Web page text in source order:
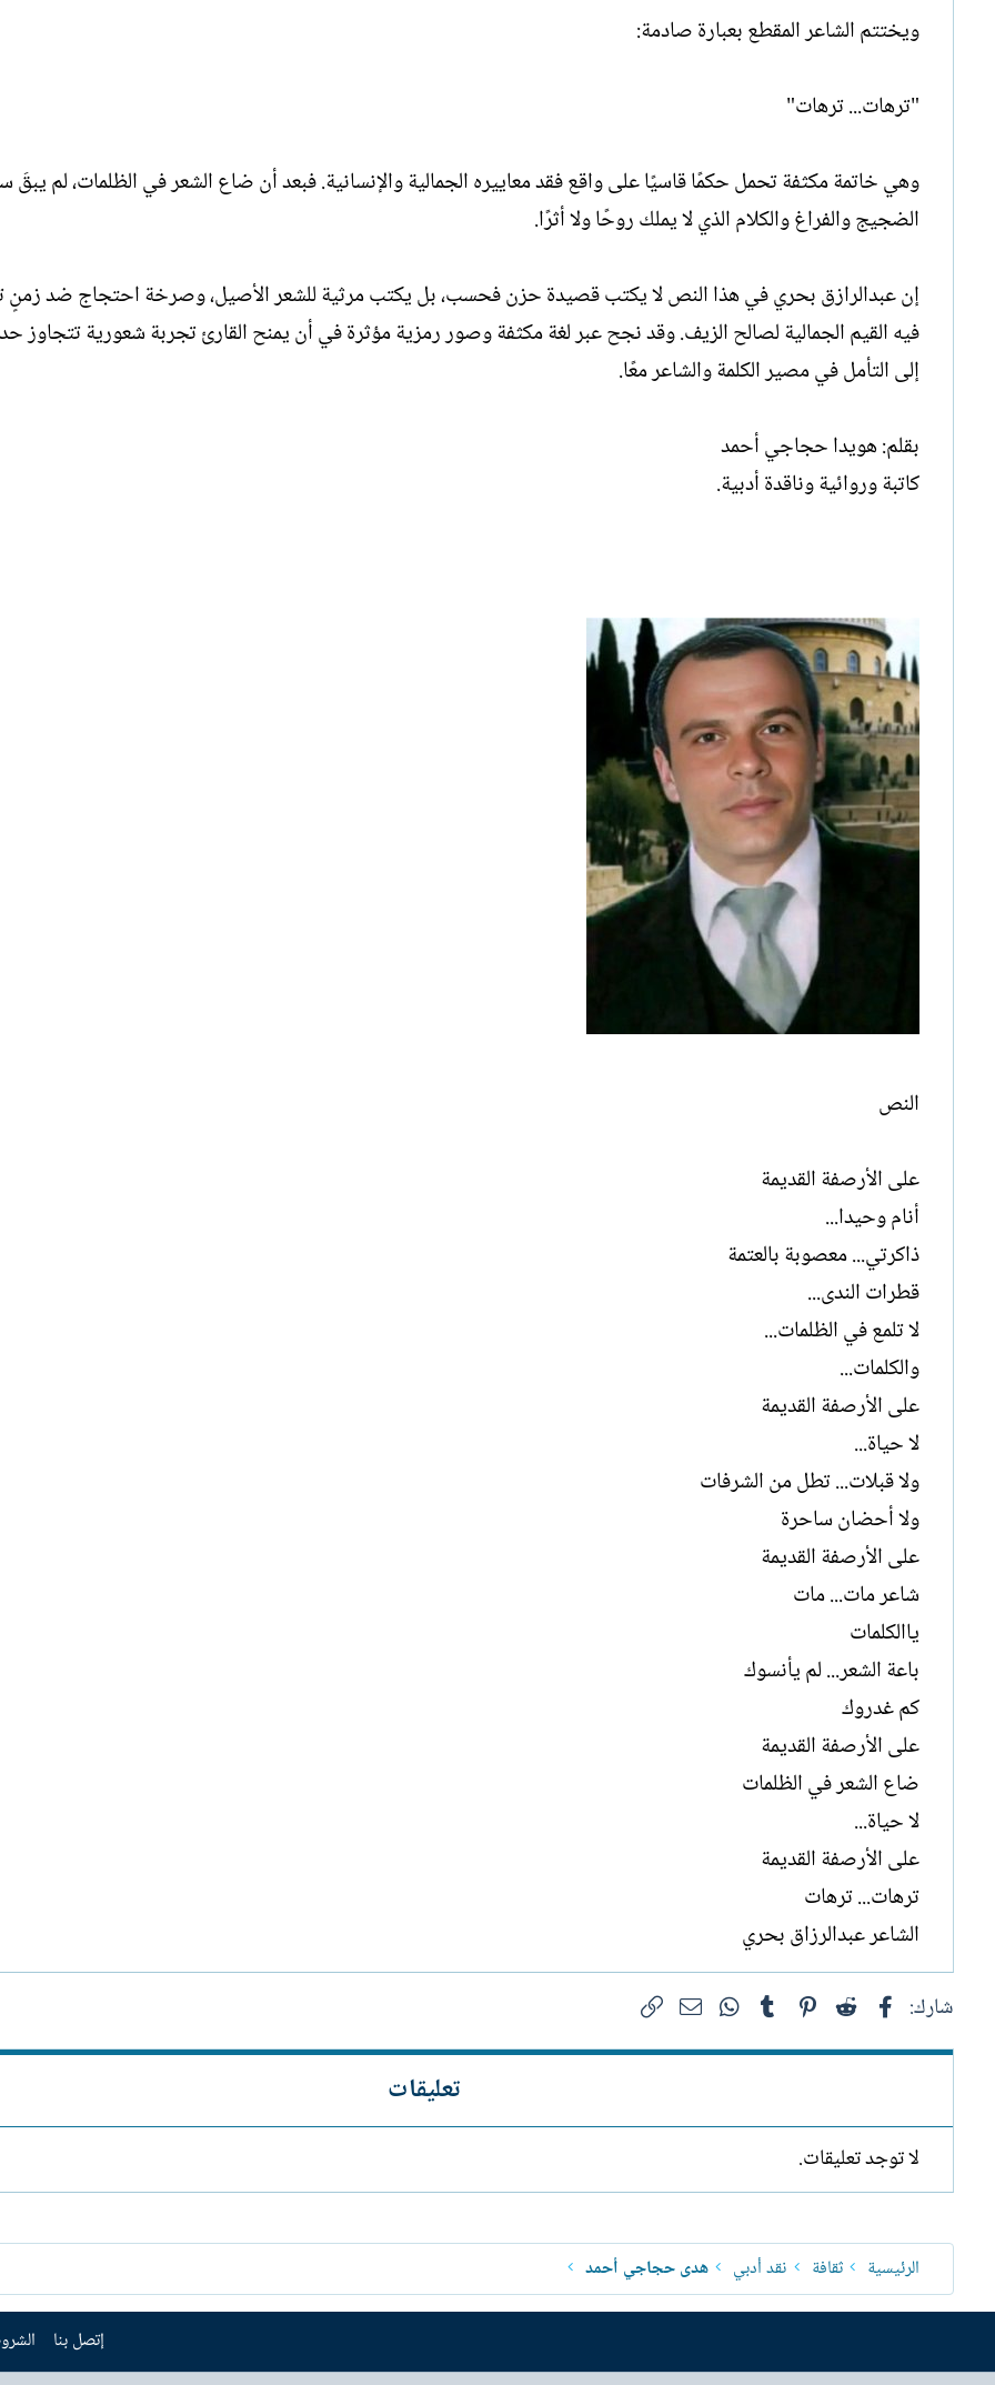
ويختتم الشاعر المقطع بعبارة صادمة:
"ترهات... ترهات"
وهي خاتمة مكثفة تحمل حكمًا قاسيًا على واقع فقد معاييره الجمالية والإنسانية. فبعد أن ضاع الشعر في الظلمات، لم يبقَ
الضجيج والفراغ والكلام الذي لا يملك روحًا ولا أثرًا.
إن عبدالرازق بحري في هذا النص لا يكتب قصيدة حزن فحسب، بل يكتب مرثية للشعر الأصيل، وصرخة احتجاج ضد زمنٍ
فيه القيم الجمالية لصالح الزيف. وقد نجح عبر لغة مكثفة وصور رمزية مؤثرة في أن يمنح القارئ تجربة شعورية تتجاوز
إلى التأمل في مصير الكلمة والشاعر معًا.
بقلم: هويدا حجاجي أحمد
كاتبة وروائية وناقدة أدبية.
النص
على الأرصفة القديمة
أنام وحيدا...
ذاكرتي... معصوبة بالعتمة
قطرات الندى...
لا تلمع في الظلمات...
والكلمات...
على الأرصفة القديمة
لا حياة...
ولا قبلات... تطل من الشرفات
ولا أحضان ساحرة
على الأرصفة القديمة
شاعر مات... مات
ياالكلمات
باعة الشعر... لم يأنسوك
كم غدروك
على الأرصفة القديمة
ضاع الشعر في الظلمات
لا حياة...
على الأرصفة القديمة
ترهات... ترهات
الشاعر عبدالرزاق بحري
شارك: فيسبوكReddit
Pinterest
Tumblr
WhatsAppالبريد الإلكتروني
تعليقات
لا توجد تعليقات.
الرئيسية ثقافة نقد أدبي ھدى حجاجي أحمد
إتصل بنا